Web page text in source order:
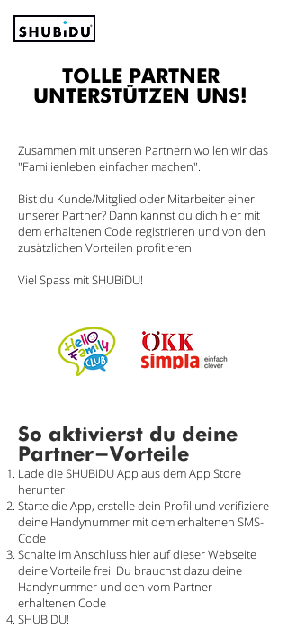
TOLLE PARTNER
UNTERSTÜTZEN UNS!
Zusammen mit unseren Partnern wollen wir das
"Familienleben einfacher machen".
Bist du Kunde/Mitglied oder Mitarbeiter einer
unserer Partner? Dann kannst du dich hier mit
dem erhaltenen Code registrieren und von den
zusätzlichen Vorteilen profitieren.
Viel Spass mit SHUBiDU!
So aktivierst du deine
Partner-Vorteile
Lade die SHUBiDU App aus dem App Store
herunter
Starte die App, erstelle dein Profil und verifiziere
deine Handynummer mit dem erhaltenen SMS-
Code
Schalte im Anschluss hier auf dieser Webseite
deine Vorteile frei. Du brauchst dazu deine
Handynummer und den vom Partner
erhaltenen Code
SHUBiDU!